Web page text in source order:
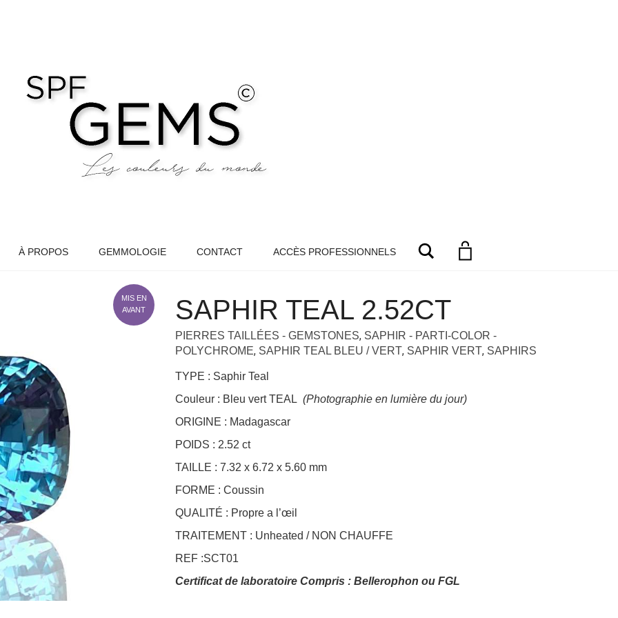
À PROPOS GEMMOLOGIE CONTACT ACCÈS PROFESSIONNELS Search
MIS EN
AVANT + SAPHIR TEAL 2.52CT
PIERRES TAILLÉES - GEMSTONES, SAPHIR - PARTI-COLOR -
POLYCHROME, SAPHIR TEAL BLEU / VERT, SAPHIR VERT, SAPHIRS
TYPE : Saphir Teal
Couleur : Bleu vert TEAL (Photographie en lumière du jour)
ORIGINE : Madagascar
POIDS : 2.52 ct
TAILLE : 7.32 x 6.72 x 5.60 mm
FORME : Coussin
QUALITÉ : Propre a l’œil
TRAITEMENT : Unheated / NON CHAUFFE
REF :SCT01
Certificat de laboratoire Compris : Bellerophon ou FGL